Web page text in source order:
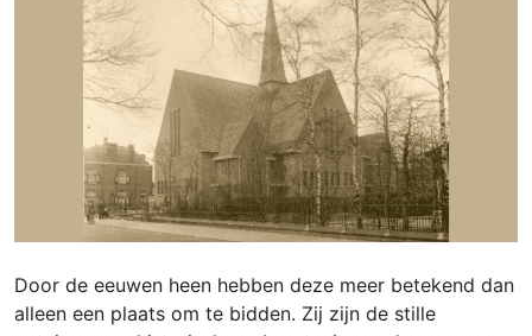
Door de eeuwen heen hebben deze meer betekend dan
alleen een plaats om te bidden. Zij zijn de stille